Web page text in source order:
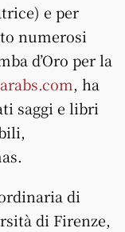
e per
numerosi
d’Oro per la
, ha
saggi e libri
di
di Firenze,